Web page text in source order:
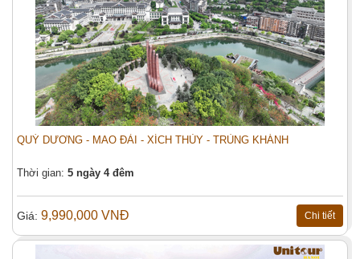
QUÝ DƯƠNG - MAO ĐÀI - XÍCH THỦY - TRÙNG KHÁNH
Thời gian: 5 ngày 4 đêm
Giá: 9,990,000 VNĐ Chi tiết